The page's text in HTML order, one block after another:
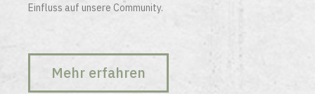
Einfluss auf unsere Community.
Mehr erfahren